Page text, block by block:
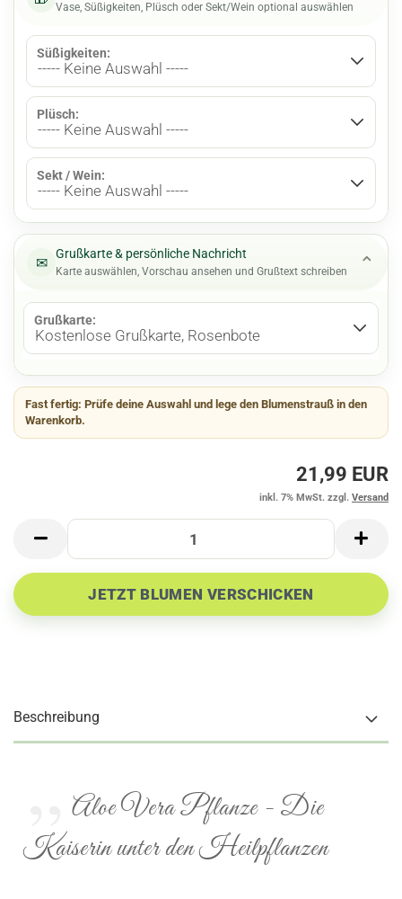
Vase, Süßigkeiten, Plüsch oder Sekt/Wein optional auswählen
Süßigkeiten:
Plüsch:
Sekt / Wein:
✉
Grußkarte & persönliche Nachricht
Karte auswählen, Vorschau ansehen und Grußtext schreiben ⌄
Grußkarte:
Fast fertig: Prüfe deine Auswahl und lege den Blumenstrauß in den
Warenkorb.
21,99 EUR
inkl. 7% MwSt. zzgl. Versand
Beschreibung
Aloe Vera Pflanze - Die
Kaiserin unter den Heilpflanzen